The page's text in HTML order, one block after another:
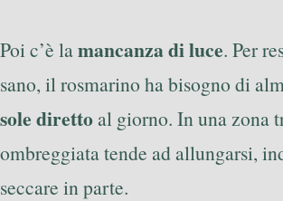
Poi c’è lamancanza di luce. Per
sano, il rosmarino ha bisogno di
sole direttoal giorno. In una zona
ombreggiata tende ad allungarsi,
seccare in parte.